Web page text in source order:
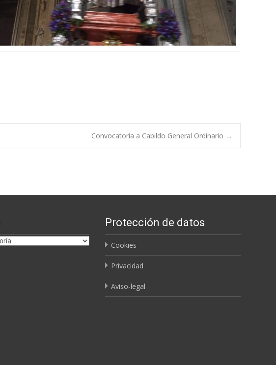
Convocatoria a Cabildo General Ordinario →
Protección de datos
Cookies
Privacidad
Aviso-legal